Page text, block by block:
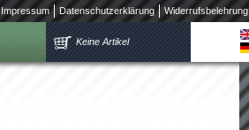
Impressum Datenschutzerklärung Widerrufsbelehrung
Keine Artikel